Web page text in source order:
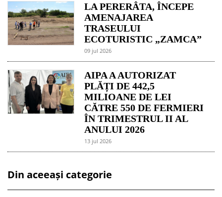
LA PERERÂTA, ÎNCEPE
AMENAJAREA
TRASEULUI
ECOTURISTIC „ZAMCA”
09 jul 2026
AIPA A AUTORIZAT
PLĂȚI DE 442,5
MILIOANE DE LEI
CĂTRE 550 DE FERMIERI
ÎN TRIMESTRUL II AL
ANULUI 2026
13 jul 2026
Din aceeași categorie